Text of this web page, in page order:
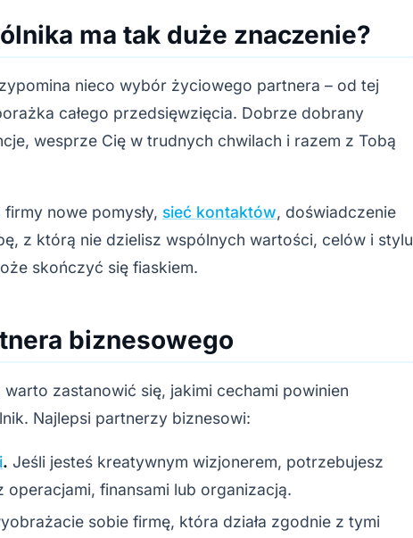
ma tak duże znaczenie?
nieco wybór życiowego partnera – od tej
całego przedsięwzięcia. Dobrze dobrany
wesprze Cię w trudnych chwilach i razem z Tobą
nowe pomysły, sieć kontaktów, doświadczenie
z którą nie dzielisz wspólnych wartości, celów i stylu
skończyć się fiaskiem.
biznesowego
zastanowić się, jakimi cechami powinien
Najlepsi partnerzy biznesowi:
. Jeśli jesteś kreatywnym wizjonerem, potrzebujesz
finansami lub organizacją.
sobie firmę, która działa zgodnie z tymi